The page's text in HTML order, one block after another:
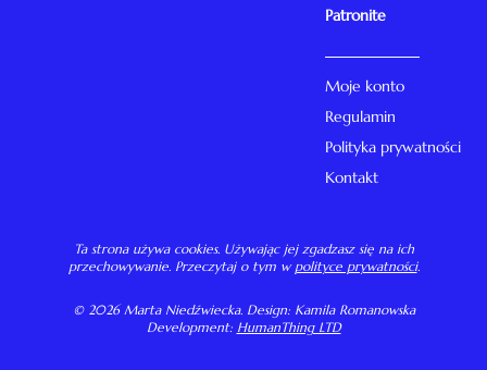
Moje konto
Regulamin
Polityka prywatności
Kontakt
Patronite
Ta strona używa cookies. Używając jej zgadzasz się na ich
przechowywanie. Przeczytaj o tym w polityce prywatności.
© 2026 Marta Niedźwiecka. Design: Kamila Romanowska
Development: HumanThing LTD